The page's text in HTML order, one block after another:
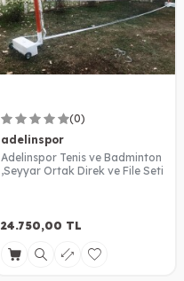
(0)
adelinspor
Adelinspor Tenis ve Badminton
,Seyyar Ortak Direk ve File Seti
24.750,00 TL